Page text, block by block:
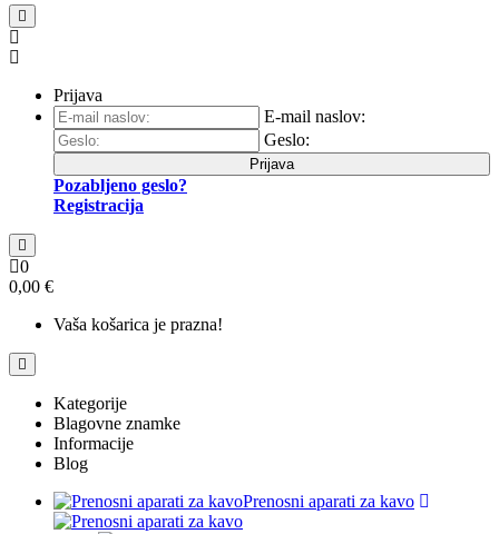
Prijava
E-mail naslov:
Geslo:
Prijava
Pozabljeno geslo?
Registracija
0
0,00 €
Vaša košarica je prazna!
Kategorije
Blagovne znamke
Informacije
Blog
Prenosni aparati za kavo